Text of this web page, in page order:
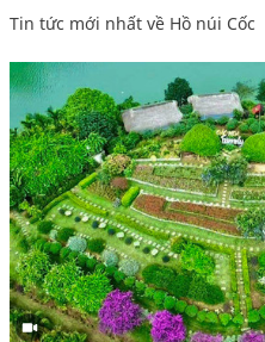
Tin tức mới nhất về Hồ núi Cốc